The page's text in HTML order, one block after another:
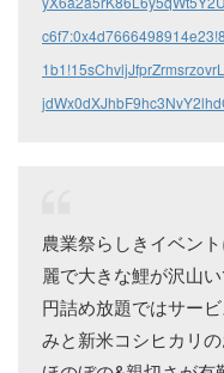
農業祭らしきイベン
麗で大きな鯉が沢山
円詰め放題ではサー
みと新米コシヒカリ